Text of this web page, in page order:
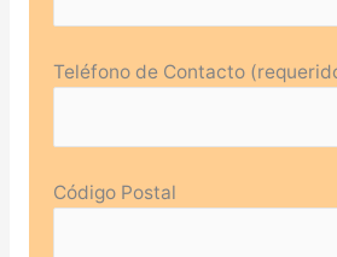
Teléfono de Contacto
Código Postal